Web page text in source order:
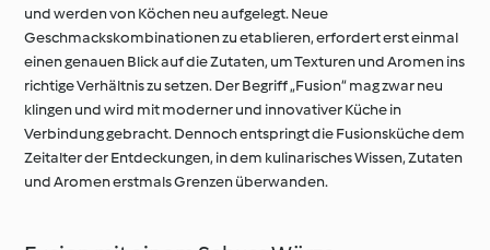
und werden von Köchen neu aufgelegt. Neue
Geschmackskombinationen zu etablieren, erfordert erst einmal
einen genauen Blick auf die Zutaten, um Texturen und Aromen ins
richtige Verhältnis zu setzen. Der Begriff „Fusion“ mag zwar neu
klingen und wird mit moderner und innovativer Küche in
Verbindung gebracht. Dennoch entspringt die Fusionsküche dem
Zeitalter der Entdeckungen, in dem kulinarisches Wissen, Zutaten
und Aromen erstmals Grenzen überwanden.